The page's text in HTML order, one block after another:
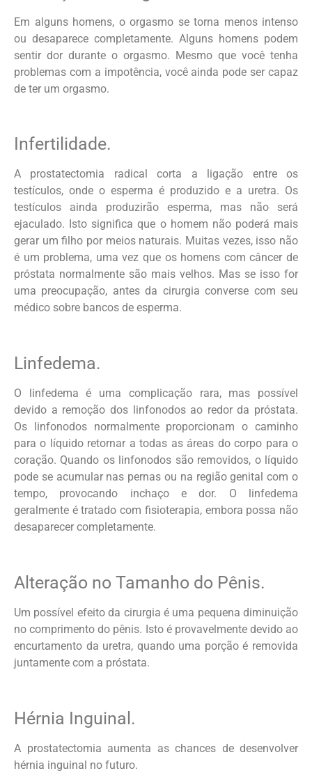
Em alguns homens, o orgasmo se torna menos intenso
ou desaparece completamente. Alguns homens podem
sentir dor durante o orgasmo. Mesmo que você tenha
problemas com a impotência, você ainda pode ser capaz
de ter um orgasmo.
Infertilidade.
A prostatectomia radical corta a ligação entre os
testículos, onde o esperma é produzido e a uretra. Os
testículos ainda produzirão esperma, mas não será
ejaculado. Isto significa que o homem não poderá mais
gerar um filho por meios naturais. Muitas vezes, isso não
é um problema, uma vez que os homens com câncer de
próstata normalmente são mais velhos. Mas se isso for
uma preocupação, antes da cirurgia converse com seu
médico sobre bancos de esperma.
Linfedema.
O linfedema é uma complicação rara, mas possível
devido a remoção dos linfonodos ao redor da próstata.
Os linfonodos normalmente proporcionam o caminho
para o líquido retornar a todas as áreas do corpo para o
coração. Quando os linfonodos são removidos, o líquido
pode se acumular nas pernas ou na região genital com o
tempo, provocando inchaço e dor. O linfedema
geralmente é tratado com fisioterapia, embora possa não
desaparecer completamente.
Alteração no Tamanho do Pênis.
Um possível efeito da cirurgia é uma pequena diminuição
no comprimento do pênis. Isto é provavelmente devido ao
encurtamento da uretra, quando uma porção é removida
juntamente com a próstata.
Hérnia Inguinal.
A prostatectomia aumenta as chances de desenvolver
hérnia inguinal no futuro.